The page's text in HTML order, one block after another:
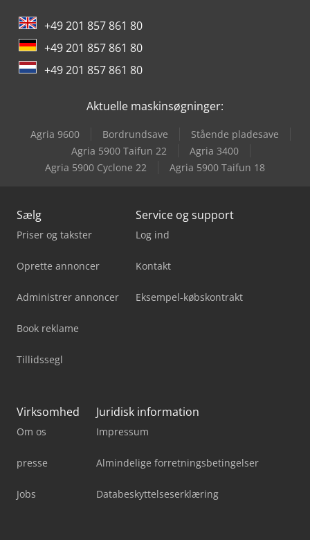
+49 201 857 861 80
+49 201 857 861 80
+49 201 857 861 80
Aktuelle maskinsøgninger:
Agria 9600 Bordrundsave
Stående pladesave
Agria 5900 Taifun 22
Agria 3400
Agria 5900 Cyclone 22
Agria 5900 Taifun 18
Sælg
Priser og takster
Oprette annoncer
Administrer annoncer
Book reklame
Tillidssegl
Service og support
Log ind
Kontakt
Eksempel-købskontrakt
Virksomhed
Om os
presse
Jobs
Juridisk information
Impressum
Almindelige forretningsbetingelser
Databeskyttelseserklæring